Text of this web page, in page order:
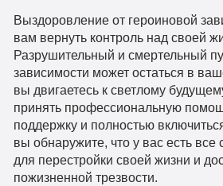
Выздоровление от героиновой
вам вернуть контроль над своей
Разрушительный и смертельный
зависимости может остаться в
вы двигаетесь к светлому
принять профессиональную
поддержку и полностью
вы обнаружите, что у вас есть
для перестройки своей жизни и
пожизненной трезвости.